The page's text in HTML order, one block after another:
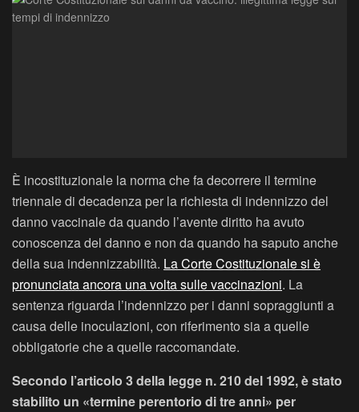
È incostituzionale la norma che fa decorrere il termine
triennale di decadenza per la richiesta di indennizzo del
danno vaccinale da quando l’avente diritto ha avuto
conoscenza del danno e non da quando ha saputo anche
della sua indennizzabilità. La Corte Costituzionale si è
pronunciata ancora una volta sulle vaccinazioni. La
sentenza riguarda l’indennizzo per i danni sopraggiunti a
causa delle inoculazioni, con riferimento sia a quelle
obbligatorie che a quelle raccomandate.
Secondo l’articolo 3 della legge n. 210 del 1992, è stato
stabilito un «termine perentorio di tre anni» per